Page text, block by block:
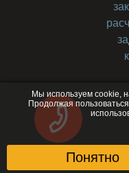
Мы используем cookie,
Продолжая
Понятно